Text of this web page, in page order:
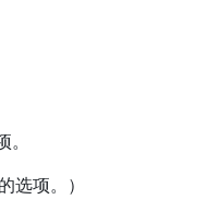
选项。）